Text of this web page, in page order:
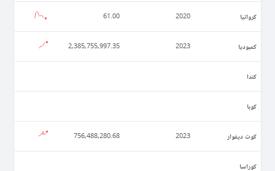
كرواتيا 2020
61.00
كمبوديا 2023
2,385,755,997.35
كندا
كوبا
كوت ديفوار 2023
756,488,280.68
كوراسا